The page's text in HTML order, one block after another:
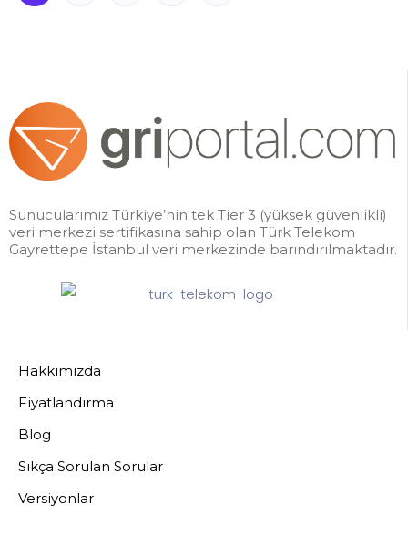
Sunucularımız Türkiye’nin tek Tier 3 (yüksek güvenlikli)
veri merkezi sertifikasına sahip olan Türk Telekom
Gayrettepe İstanbul veri merkezinde barındırılmaktadır.
Hakkımızda
Fiyatlandırma
Blog
Sıkça Sorulan Sorular
Versiyonlar